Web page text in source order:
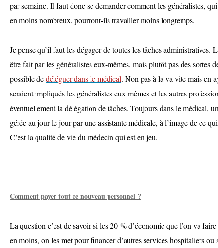
par semaine. Il faut donc se demander comment les généralistes,
en moins nombreux, pourront-ils travailler moins longtemps.
Je pense qu’il faut les dégager de toutes les tâches administratives.
être fait par les généralistes eux-mêmes, mais plutôt pas des sortes
possible dedéléguer dans le médical. Non pas à la va vite mais en
seraient impliqués les généralistes eux-mêmes et les autres
éventuellement la délégation de tâches. Toujours dans le médical,
gérée au jour le jour par une assistante médicale, à l’image de ce
C’est la qualité de vie du médecin qui est en jeu.
Comment payer tout ce nouveau personnel ?
La question c’est de savoir si les 20 % d’économie que l’on va
en moins, on les met pour financer d’autres services hospitaliers ou